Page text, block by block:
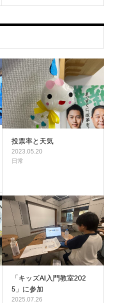
投票率と天気
2023.05.20
日常
「キッズAI入門教室202
5」に参加
2025.07.26